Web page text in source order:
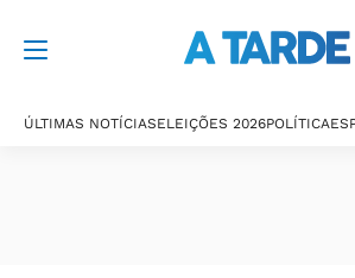
ÚLTIMAS NOTÍCIASELEIÇÕES 2026POLÍTICA